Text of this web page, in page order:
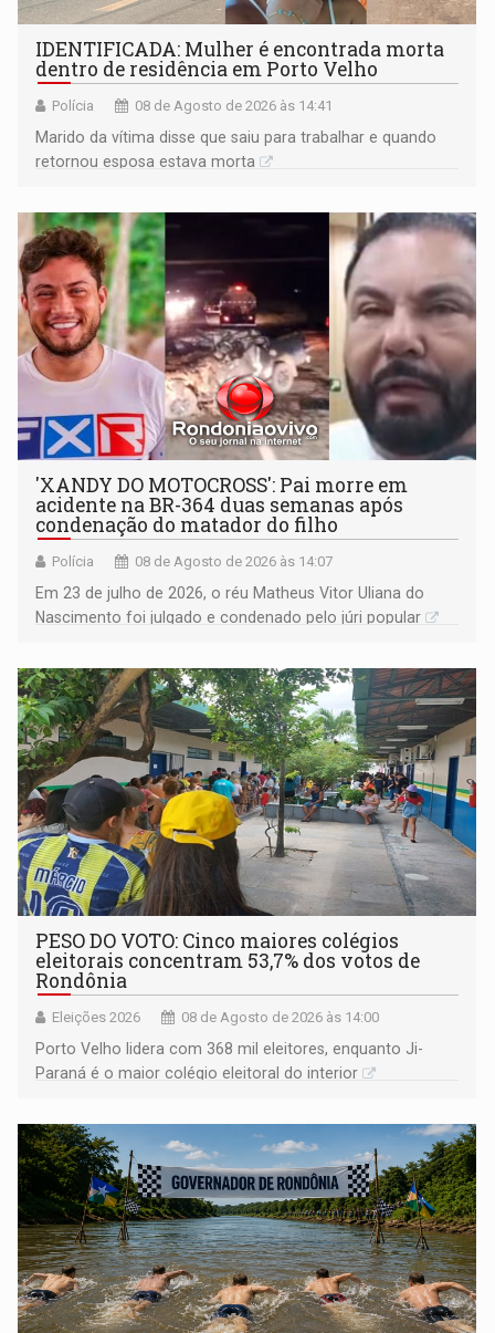
IDENTIFICADA: Mulher é encontrada morta
dentro de residência em Porto Velho
Polícia 08 de Agosto de 2026 às 14:41
Marido da vítima disse que saiu para trabalhar e quando
retornou esposa estava morta
'XANDY DO MOTOCROSS': Pai morre em
acidente na BR-364 duas semanas após
condenação do matador do filho
Polícia 08 de Agosto de 2026 às 14:07
Em 23 de julho de 2026, o réu Matheus Vitor Uliana do
Nascimento foi julgado e condenado pelo júri popular
PESO DO VOTO: Cinco maiores colégios
eleitorais concentram 53,7% dos votos de
Rondônia
Eleições 2026 08 de Agosto de 2026 às 14:00
Porto Velho lidera com 368 mil eleitores, enquanto Ji-
Paraná é o maior colégio eleitoral do interior